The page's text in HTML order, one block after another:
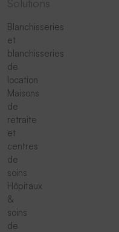
Blanchisseries
et
blanchisseries
de
location
Maisons
de
retraite
et
centres
de
soins
Hôpitaux
&
soins
de